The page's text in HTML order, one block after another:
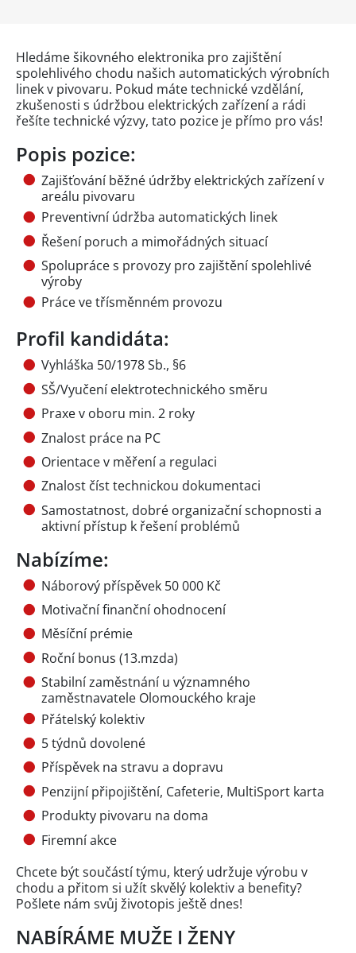
Hledáme šikovného elektronika pro zajištění
spolehlivého chodu našich automatických výrobních
linek v pivovaru. Pokud máte technické vzdělání,
zkušenosti s údržbou elektrických zařízení a rádi
řešíte technické výzvy, tato pozice je přímo pro vás!
Popis pozice:
Zajišťování běžné údržby elektrických zařízení v
areálu pivovaru
Preventivní údržba automatických linek
Řešení poruch a mimořádných situací
Spolupráce s provozy pro zajištění spolehlivé
výroby
Práce ve třísměnném provozu
Profil kandidáta:
Vyhláška 50/1978 Sb., §6
SŠ/Vyučení elektrotechnického směru
Praxe v oboru min. 2 roky
Znalost práce na PC
Orientace v měření a regulaci
Znalost číst technickou dokumentaci
Samostatnost, dobré organizační schopnosti a
aktivní přístup k řešení problémů
Nabízíme:
Náborový příspěvek 50 000 Kč
Motivační finanční ohodnocení
Měsíční prémie
Roční bonus (13.mzda)
Stabilní zaměstnání u významného
zaměstnavatele Olomouckého kraje
Přátelský kolektiv
5 týdnů dovolené
Příspěvek na stravu a dopravu
Penzijní připojištění, Cafeterie, MultiSport karta
Produkty pivovaru na doma
Firemní akce
Chcete být součástí týmu, který udržuje výrobu v
chodu a přitom si užít skvělý kolektiv a benefity?
Pošlete nám svůj životopis ještě dnes!
NABÍRÁME MUŽE I ŽENY